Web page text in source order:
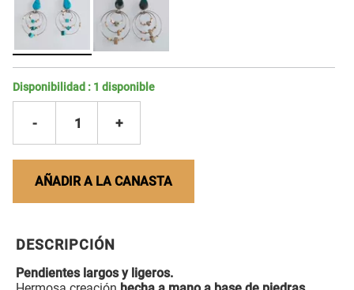
Disponibilidad : 1 disponible
- 1 +
AÑADIR A LA CANASTA
DESCRIPCIÓN
Pendientes largos y ligeros.